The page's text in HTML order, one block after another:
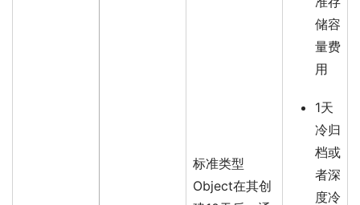
标准类型
Object在其创
储容
量费
用
1天
冷归
档或
者深
度冷